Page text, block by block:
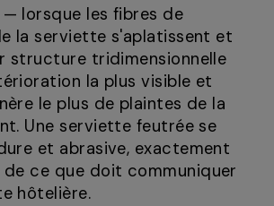
lorsque les fibres de
la serviette s'aplatissent et
structure tridimensionnelle
la plus visible et
le plus de plaintes de la
Une serviette feutrée se
et abrasive, exactement
ce que doit communiquer
hôtelière.